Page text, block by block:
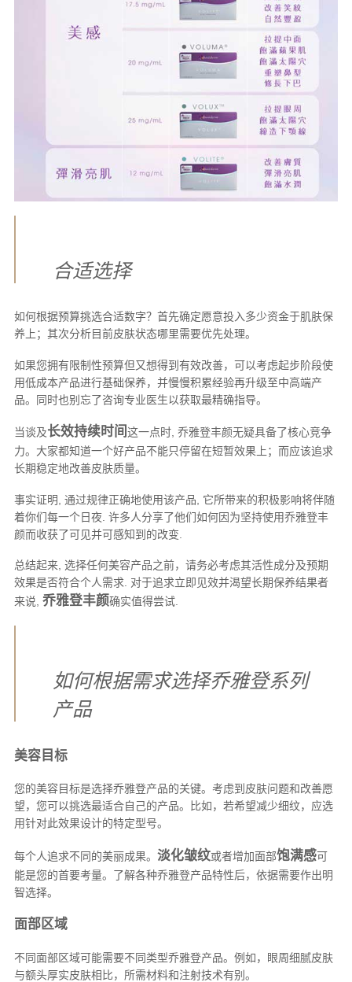
合适选择
如何根据预算挑选合适数字？首先确定愿意投入多少资金于肌肤保
养上；其次分析目前皮肤状态哪里需要优先处理。
如果您拥有限制性预算但又想得到有效改善，可以考虑起步阶段使
用低成本产品进行基础保养，并慢慢积累经验再升级至中高端产
品。同时也别忘了咨询专业医生以获取最精确指导。
当谈及长效持续时间这一点时, 乔雅登丰颜无疑具备了核心竞争
力。大家都知道一个好产品不能只停留在短暂效果上；而应该追求
长期稳定地改善皮肤质量。
事实证明, 通过规律正确地使用该产品, 它所带来的积极影响将伴随
着你们每一个日夜. 许多人分享了他们如何因为坚持使用乔雅登丰
颜而收获了可见并可感知到的改变.
总结起来, 选择任何美容产品之前，请务必考虑其活性成分及预期
效果是否符合个人需求. 对于追求立即见效并渴望长期保养结果者
来说, 乔雅登丰颜确实值得尝试.
如何根据需求选择乔雅登系列
产品
美容目标
您的美容目标是选择乔雅登产品的关键。考虑到皮肤问题和改善愿
望，您可以挑选最适合自己的产品。比如，若希望减少细纹，应选
用针对此效果设计的特定型号。
每个人追求不同的美丽成果。 淡化皱纹或者增加面部饱满感可
能是您的首要考量。了解各种乔雅登产品特性后，依据需要作出明
智选择。
面部区域
不同面部区域可能需要不同类型乔雅登产品。例如，眼周细腻皮肤
与额头厚实皮肤相比，所需材料和注射技术有别。